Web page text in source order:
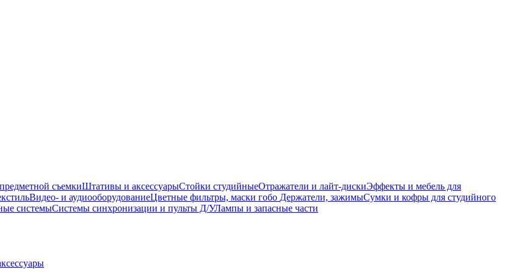
съемкиШтативы и аксессуарыСтойки студийныеОтражатели и лайт-дискиЭффекты и мебель для
Видео- и аудиооборудованиеЦветные фильтры, маски гобо Держатели, зажимыСумки и кофры для студийного
системыСистемы синхронизации и пульты Д/УЛампы и запасные части